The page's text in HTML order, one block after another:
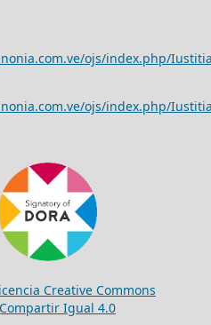
ojs/index.php/
ojs/index.php/
Creative Commons
Igual 4.0